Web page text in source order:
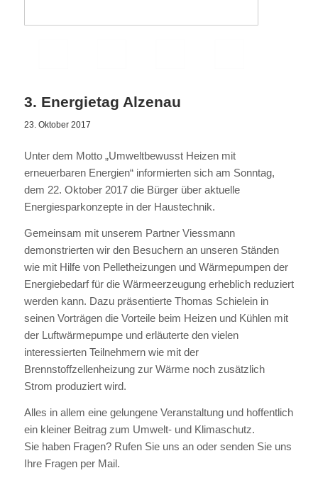
3. Energietag Alzenau
23. Oktober 2017
Unter dem Motto „Umweltbewusst Heizen mit
erneuerbaren Energien“ informierten sich am Sonntag,
dem 22. Oktober 2017 die Bürger über aktuelle
Energiesparkonzepte in der Haustechnik.
Gemeinsam mit unserem Partner Viessmann
demonstrierten wir den Besuchern an unseren Ständen
wie mit Hilfe von Pelletheizungen und Wärmepumpen der
Energiebedarf für die Wärmeerzeugung erheblich reduziert
werden kann. Dazu präsentierte Thomas Schielein in
seinen Vorträgen die Vorteile beim Heizen und Kühlen mit
der Luftwärmepumpe und erläuterte den vielen
interessierten Teilnehmern wie mit der
Brennstoffzellenheizung zur Wärme noch zusätzlich
Strom produziert wird.
Alles in allem eine gelungene Veranstaltung und hoffentlich
ein kleiner Beitrag zum Umwelt- und Klimaschutz.
Sie haben Fragen? Rufen Sie uns an oder senden Sie uns
Ihre Fragen per Mail.